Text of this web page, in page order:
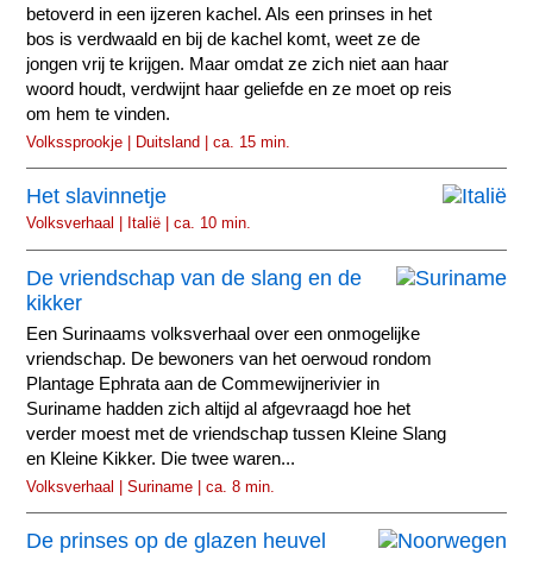
betoverd in een ijzeren kachel. Als een prinses in het
bos is verdwaald en bij de kachel komt, weet ze de
jongen vrij te krijgen. Maar omdat ze zich niet aan haar
woord houdt, verdwijnt haar geliefde en ze moet op reis
om hem te vinden.
Volkssprookje | Duitsland | ca. 15 min.
Het slavinnetje
Volksverhaal | Italië | ca. 10 min.
De vriendschap van de slang en de
kikker
Een Surinaams volksverhaal over een onmogelijke
vriendschap. De bewoners van het oerwoud rondom
Plantage Ephrata aan de Commewijnerivier in
Suriname hadden zich altijd al afgevraagd hoe het
verder moest met de vriendschap tussen Kleine Slang
en Kleine Kikker. Die twee waren...
Volksverhaal | Suriname | ca. 8 min.
De prinses op de glazen heuvel